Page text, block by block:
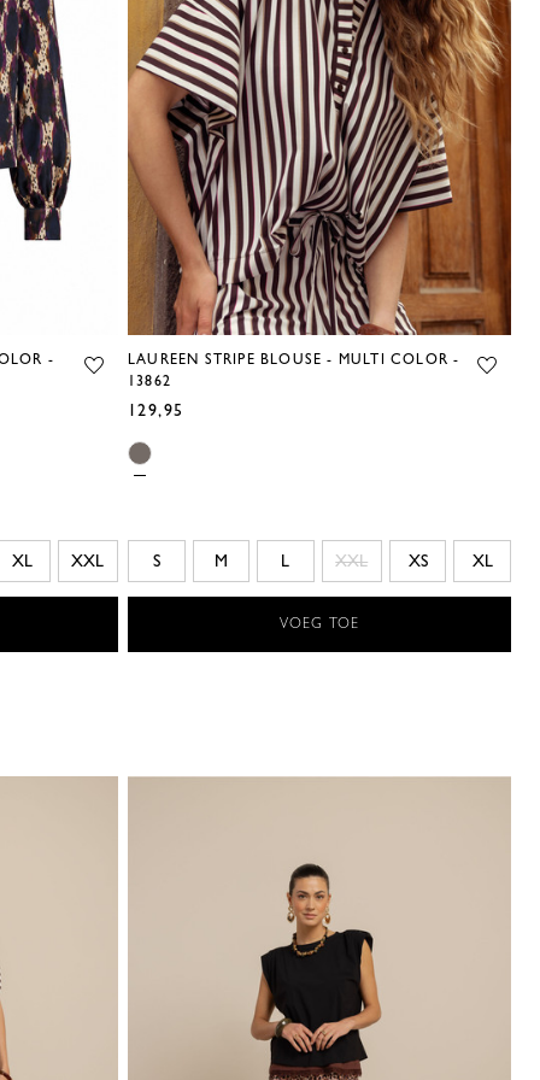
-
XL XXL
LAUREEN STRIPE BLOUSE - MULTI COLOR -
13862
129,95
S M L XXL XS XL
VOEG TOE